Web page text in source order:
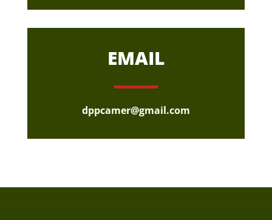
EMAIL
dppcamer@gmail.com